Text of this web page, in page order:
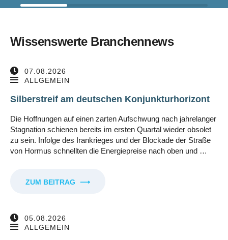
Wissenswerte Branchennews
07.08.2026
ALLGEMEIN
Silberstreif am deutschen Konjunkturhorizont
Die Hoffnungen auf einen zarten Aufschwung nach jahrelanger
Stagnation schienen bereits im ersten Quartal wieder obsolet
zu sein. Infolge des Irankrieges und der Blockade der Straße
von Hormus schnellten die Energiepreise nach oben und …
ZUM BEITRAG ⟶
05.08.2026
ALLGEMEIN